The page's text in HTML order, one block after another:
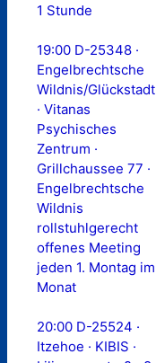
1 Stunde
19:00 D-25348 ·
Engelbrechtsche
Wildnis/Glückstadt
· Vitanas
Psychisches
Zentrum ·
Grillchaussee 77 ·
Engelbrechtsche
Wildnis
rollstuhlgerecht
offenes Meeting
jeden 1. Montag im
Monat
20:00 D-25524 ·
Itzehoe · KIBIS ·